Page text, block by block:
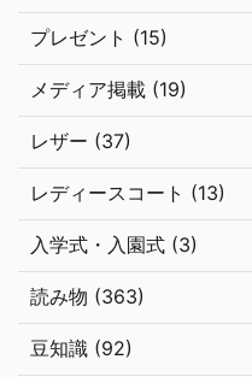
プレゼント (15)
メディア掲載 (19)
レザー (37)
レディースコート (13)
入学式・入園式 (3)
読み物 (363)
豆知識 (92)